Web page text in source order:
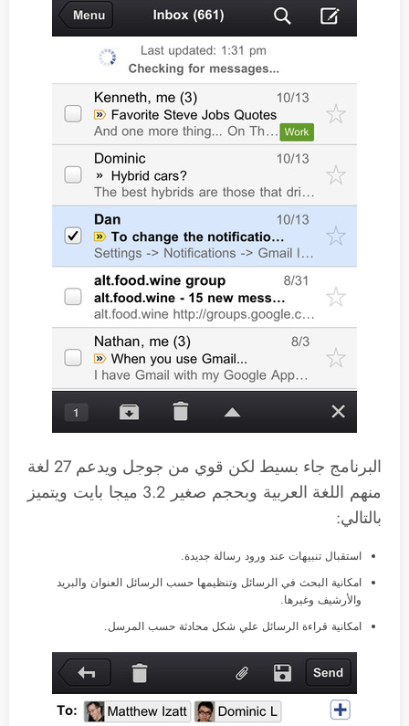
البرنامج جاء بسيط لكن قوي من جوجل ويدعم 27 لغة
منهم اللغة العربية وبحجم صغير 3.2 ميجا بايت ويتميز
بالتالي:
استقبال تنبيهات عند ورود رسالة جديدة.
امكانية البحث في الرسائل وتنظيمها حسب الرسائل العنوان والبريد
والأرشيف وغيرها.
امكانية قراءة الرسائل علي شكل محادثة حسب المرسل.